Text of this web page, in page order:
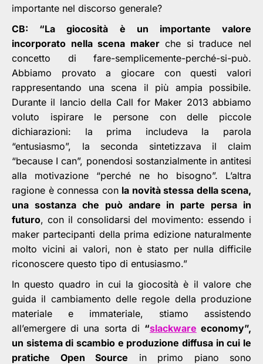
importante nel discorso generale?
CB: “La giocosità è un importante valore
incorporato nella scena makerche si traduce nel
concetto di fare-semplicemente-perché-si-può.
Abbiamo provato a giocare con questi valori
rappresentando una scena il più ampia possibile.
Durante il lancio della Call for Maker 2013 abbiamo
voluto ispirare le persone con delle piccole
dichiarazioni: la prima includeva la parola
“entusiasmo”, la seconda sintetizzava il claim
“because I can”, ponendosi sostanzialmente in antitesi
alla motivazione “perché ne ho bisogno”. L’altra
ragione è connessa con la novità stessa della scena,
una sostanza che può andare in parte persa in
futuro, con il consolidarsi del movimento: essendo i
maker partecipanti della prima edizione naturalmente
molto vicini ai valori, non è stato per nulla difficile
riconoscere questo tipo di entusiasmo.”
In questo quadro in cui la giocosità è il valore che
guida il cambiamento delle regole della produzione
materiale e immateriale, stiamo assistendo
all’emergere di una sorta di “slackware economy”,
un sistema di scambio e produzione diffusa in cui le
pratiche Open Source in primo piano sono